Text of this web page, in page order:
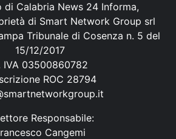
di Calabria News 24 Informa,
di Smart Network Group srl
Tribunale di Cosenza n. 5 del
15/12/2017
IVA 03500860782
ROC 28794
Responsabile:
Cangemi